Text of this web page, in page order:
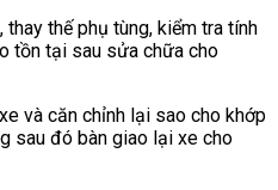
thay thế phụ tùng, kiểm tra tính
tồn tại sau sửa chữa cho
và căn chỉnh lại sao cho khớp
sau đó bàn giao lại xe cho